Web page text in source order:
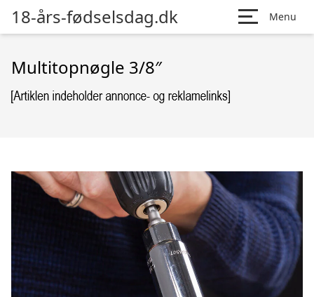
18-års-fødselsdag.dk Menu
Multitopnøgle 3/8″